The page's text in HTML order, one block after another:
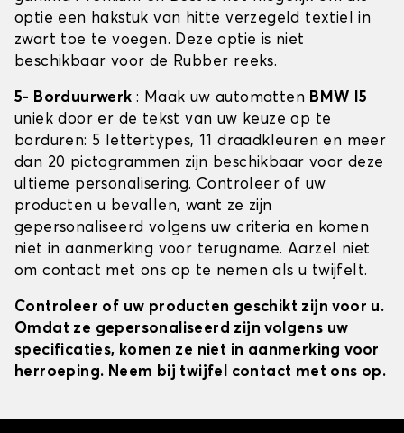
optie een hakstuk van hitte verzegeld textiel in
zwart toe te voegen. Deze optie is niet
beschikbaar voor de Rubber reeks.
5- Borduurwerk : Maak uw automatten BMW I5
uniek door er de tekst van uw keuze op te
borduren: 5 lettertypes, 11 draadkleuren en meer
dan 20 pictogrammen zijn beschikbaar voor deze
ultieme personalisering. Controleer of uw
producten u bevallen, want ze zijn
gepersonaliseerd volgens uw criteria en komen
niet in aanmerking voor terugname. Aarzel niet
om contact met ons op te nemen als u twijfelt.
Controleer of uw producten geschikt zijn voor u.
Omdat ze gepersonaliseerd zijn volgens uw
specificaties, komen ze niet in aanmerking voor
herroeping. Neem bij twijfel contact met ons op.